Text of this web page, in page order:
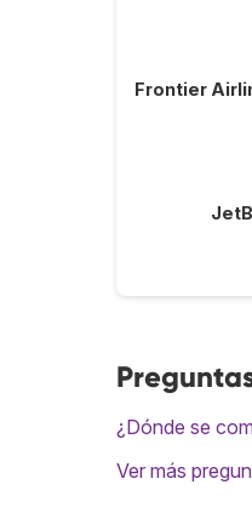
Frontier
¿Dónde se
Ver más